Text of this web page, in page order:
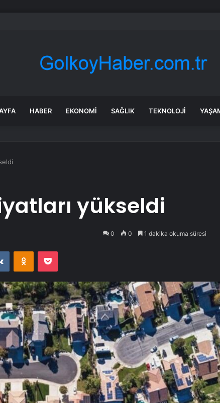
HABER EKONOMI SAĞLIK TEKNOLOJI
yükseldi
0 0 1 dakika okuma süresi
VKontakteOdnoklassniki
Pocket